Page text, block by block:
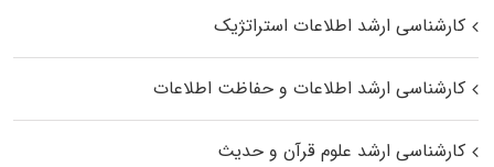
کارشناسی ارشد اطلاعات استراتژیک
کارشناسی ارشد اطلاعات و حفاظت اطلاعات
کارشناسی ارشد علوم قرآن و حدیث